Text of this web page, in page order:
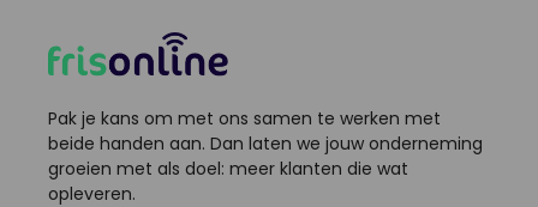
Pak je kans om met ons samen te werken met
beide handen aan. Dan laten we jouw onderneming
groeien met als doel: meer klanten die wat
opleveren.